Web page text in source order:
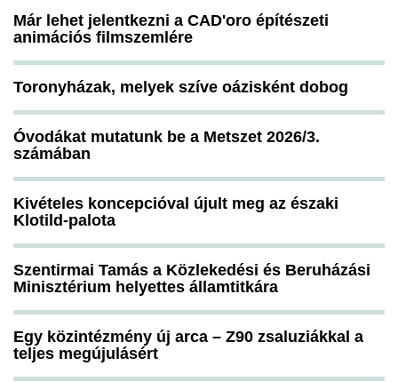
Már lehet jelentkezni a CAD'oro építészeti
animációs filmszemlére
Toronyházak, melyek szíve oázisként dobog
Óvodákat mutatunk be a Metszet 2026/3.
számában
Kivételes koncepcióval újult meg az északi
Klotild-palota
Szentirmai Tamás a Közlekedési és Beruházási
Minisztérium helyettes államtitkára
Egy közintézmény új arca – Z90 zsaluziákkal a
teljes megújulásért